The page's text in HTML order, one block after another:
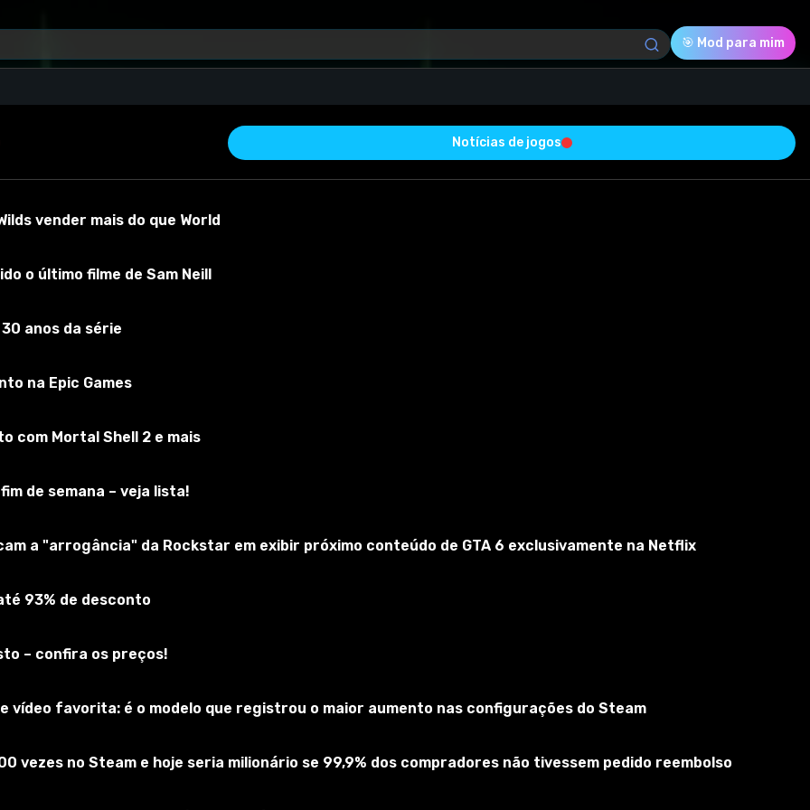
🎯 Mod para mim
material Versão do mod:
se no jogo
Download (169.11 Kb)
Notícias de jogos
vender mais do que World
o último filme de Sam Neill
anos da série
na Epic Games
com Mortal Shell 2 e mais
de semana – veja lista!
a "arrogância" da Rockstar em exibir próximo conteúdo de GTA 6 exclusivamente na Netflix
93% de desconto
– confira os preços!
vídeo favorita: é o modelo que registrou o maior aumento nas configurações do Steam
vezes no Steam e hoje seria milionário se 99,9% dos compradores não tivessem pedido reembolso